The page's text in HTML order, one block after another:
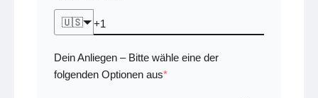
🇺🇸
Dein Anliegen –Bitte wähle eine der
folgenden Optionen aus*